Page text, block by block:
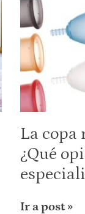
La copa
¿Qué
Ir a post »